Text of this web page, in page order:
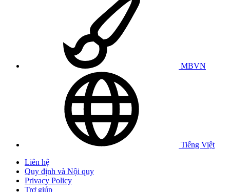
MBVN
Tiếng Việt
Liên hệ
Quy định và Nội quy
Privacy Policy
Trợ giúp